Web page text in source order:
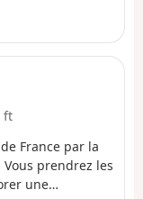
et la faune de
ft
France par la
prendrez les
une